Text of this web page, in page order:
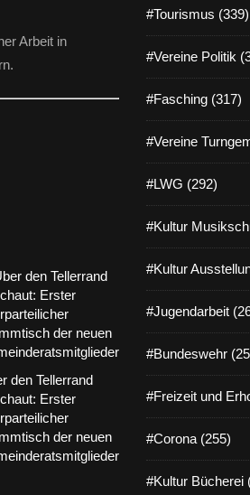
Arbeit in
den Tellerrand
Erster
der neuen
#Tourismus (339)
#Vereine Politik
#Fasching (317)
#Vereine
#LWG (292)
#Kultur
#Kultur
#Jugendarbeit
#Bundeswehr
#Freizeit und
#Corona (255)
#Kultur Bücherei